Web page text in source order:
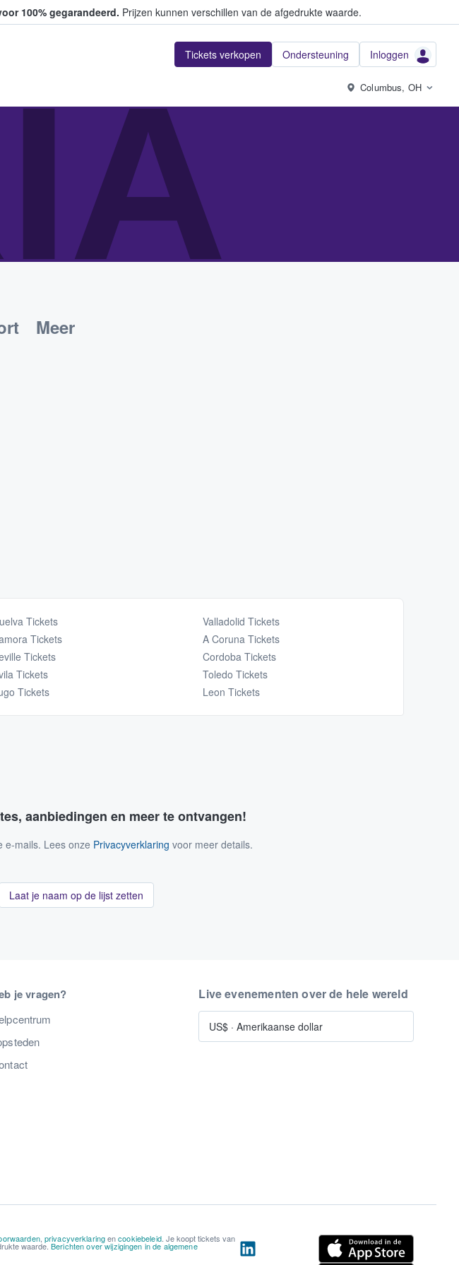
100% gegarandeerd. Prijzen kunnen verschillen van de afgedrukte waarde.
Tickets verkopen Ondersteuning Inloggen
Columbus, OH
Meer
Tickets
Tickets
Tickets
Tickets
Tickets
Valladolid Tickets
A Coruna Tickets
Cordoba Tickets
Toledo Tickets
Leon Tickets
aanbiedingen en meer te ontvangen!
e-mails. Lees onze Privacyverklaring voor meer details.
Laat je naam op de lijst zetten
je vragen? Live evenementen over de hele wereld
US$ ·Amerikaanse dollar
, privacyverklaringencookiebeleid. Je koopt tickets van
waarde. Berichten over wijzigingen in de algemene